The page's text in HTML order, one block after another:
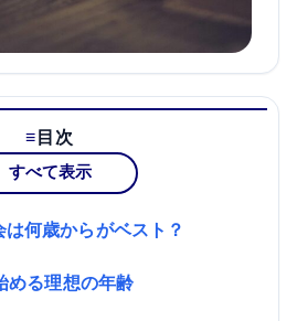
目次
すべて表示
何歳からがベスト？
める理想の年齢